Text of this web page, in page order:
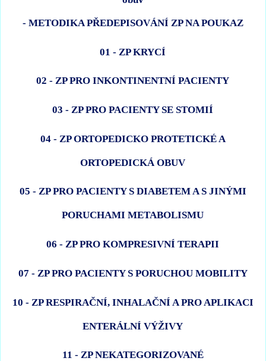
- METODIKA PŘEDEPISOVÁNÍ ZP NA POUKAZ
01 - ZP KRYCÍ
02 - ZP PRO INKONTINENTNÍ PACIENTY
03 - ZP PRO PACIENTY SE STOMIÍ
04 - ZP ORTOPEDICKO PROTETICKÉ A
ORTOPEDICKÁ OBUV
05 - ZP PRO PACIENTY S DIABETEM A S JINÝMI
PORUCHAMI METABOLISMU
06 - ZP PRO KOMPRESIVNÍ TERAPII
07 - ZP PRO PACIENTY S PORUCHOU MOBILITY
10 - ZP RESPIRAČNÍ, INHALAČNÍ A PRO APLIKACI
ENTERÁLNÍ VÝŽIVY
11 - ZP NEKATEGORIZOVANÉ